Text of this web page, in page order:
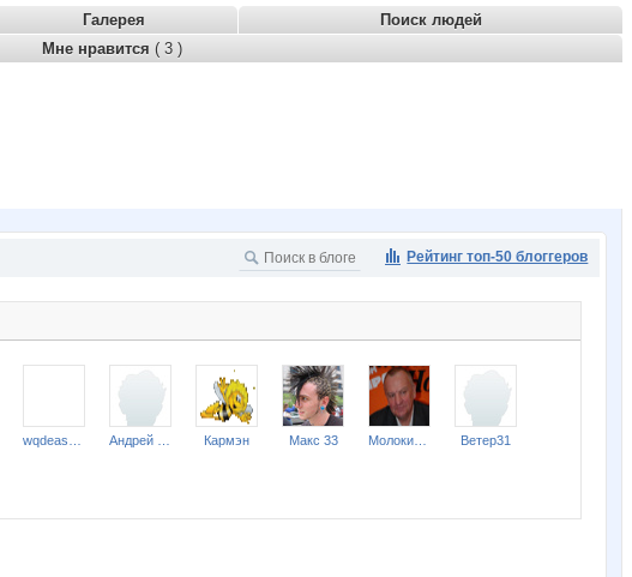
Галерея
Поиск людей
Мне нравится ( 3 )
Рейтинг топ-50 блоггеров
Кармэн Макс 33 Ветер31